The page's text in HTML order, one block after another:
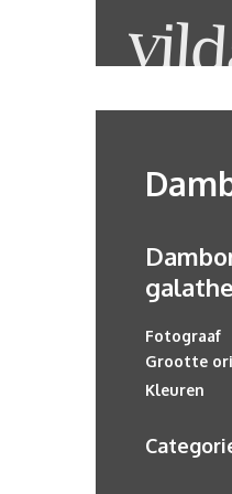
Fotograaf
Grootte
Kleuren